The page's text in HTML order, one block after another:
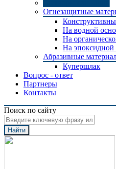
Огнезащитные
На водной
На
На эпоксидной
Абразивные
Купершлак
Вопрос - ответ
Партнеры
Контакты
Поиск по сайту
Найти